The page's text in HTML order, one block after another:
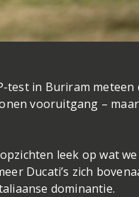
test in Buriram meteen
vooruitgang –
leek op wat we
Ducati’s zich
dominantie.